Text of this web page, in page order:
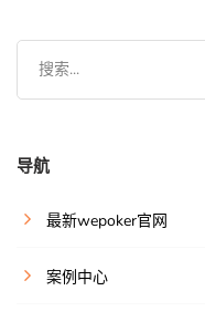
搜索...
导航
最新wepoker官网
案例中心